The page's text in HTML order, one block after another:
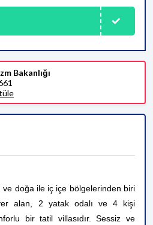
ve doğa ile iç içe bölgelerinden biri
alan, 2 yatak odalı ve 4 kişi
bir tatil villasıdır. Sessiz ve
Bakanlığı